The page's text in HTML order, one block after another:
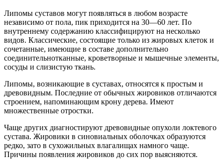
Липомы суставов могут появляться в любом возрасте
независимо от пола, пик приходится на 30—60 лет. По
внутреннему содержанию классифицируют на несколько
видов. Классические, состоящие только из жировых клеток и
сочетанные, имеющие в составе дополнительно
соединительнотканные, кроветворные и мышечные элементы,
сосуды и слизистую ткань.
Липомы, возникающие в суставах, относятся к простым и
древовидным. Последние от обычных жировиков отличаются
строением, напоминающим крону дерева. Имеют
множественные отростки.
Чаще других диагностируют древовидные опухоли локтевого
сустава. Жировики в синовиальных оболочках образуются
редко, зато в сухожильных влагалищах намного чаще.
Причины появления жировиков до сих пор выясняются.